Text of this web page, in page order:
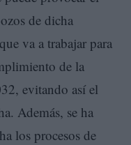
de dicha
va a trabajar para
de la
evitando así el
Además, se ha
los procesos de